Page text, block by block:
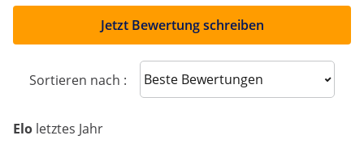
Jetzt Bewertung schreiben
Sortieren nach : Sort reviews
Elo letztes Jahr